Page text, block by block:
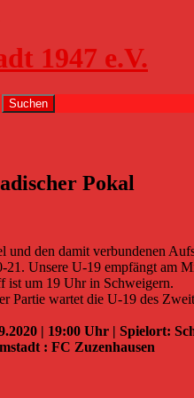
1947 e.V.
Pokal
und den damit verbundenen
21. Unsere U-19 empfängt am
ist um 19 Uhr in Schweigern.
Partie wartet die U-19 des
| 19:00 Uhr | Spielort:
: FC Zuzenhausen